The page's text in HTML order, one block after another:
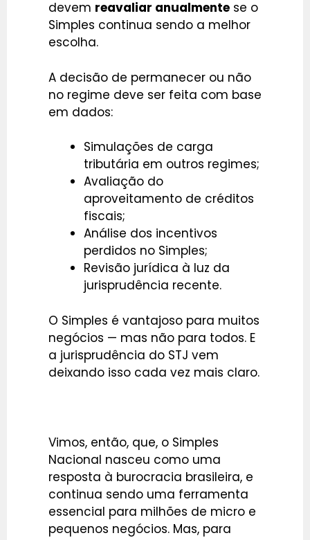
devem reavaliar anualmente se o
Simples continua sendo a melhor
escolha.
A decisão de permanecer ou não
no regime deve ser feita com base
em dados:
Simulações de carga
tributária em outros regimes;
Avaliação do
aproveitamento de créditos
fiscais;
Análise dos incentivos
perdidos no Simples;
Revisão jurídica à luz da
jurisprudência recente.
O Simples é vantajoso para muitos
negócios — mas não para todos. E
a jurisprudência do STJ vem
deixando isso cada vez mais claro.
Vimos, então, que, o Simples
Nacional nasceu como uma
resposta à burocracia brasileira, e
continua sendo uma ferramenta
essencial para milhões de micro e
pequenos negócios. Mas, para